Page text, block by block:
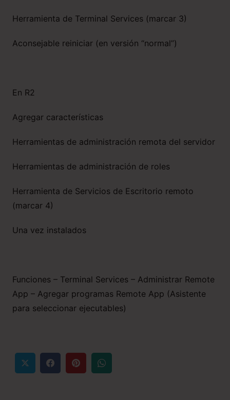
Herramienta de Terminal Services (marcar 3)
Aconsejable reiniciar (en versión “normal”)
En R2
Agregar características
Herramientas de administración remota del servidor
Herramientas de administración de roles
Herramienta de Servicios de Escritorio remoto
(marcar 4)
Una vez instalados
Funciones – Terminal Services – Administrar Remote
App – Agregar programas Remote App (Asistente
para seleccionar ejecutables)